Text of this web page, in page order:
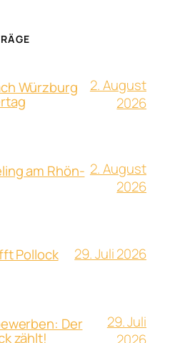
Würzburg
2. August
2026
am Rhön- 2. August
2026
Pollock 29. Juli 2026
Der
zählt!
29. Juli